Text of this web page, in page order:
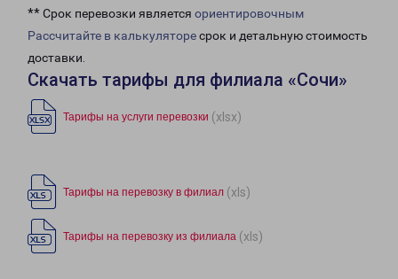
** Срок перевозки является ориентировочным
Рассчитайте в калькуляторесрок и детальную стоимость
доставки.
Скачать тарифы для филиала «Сочи»
Тарифы на услуги перевозки (xlsx)
Тарифы на перевозку в филиал (xls)
Тарифы на перевозку из филиала (xls)